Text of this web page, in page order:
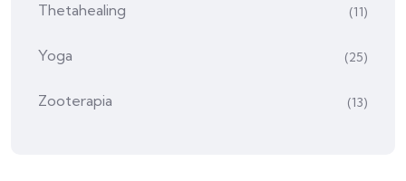
Thetahealing (11)
Yoga (25)
Zooterapia (13)